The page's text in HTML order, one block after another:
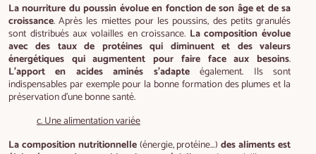
La nourriture du poussin évolue en fonction de son âge et de sa
croissance. Après les miettes pour les poussins, des petits granulés
sont distribués aux volailles en croissance. La composition évolue
avec des taux de protéines qui diminuent et des valeurs
énergétiques qui augmentent pour faire face aux besoins.
L’apport en acides aminés s’adapteégalement. Ils sont
indispensables par exemple pour la bonne formation des plumes et la
préservation d’une bonne santé.
c. Une alimentation variée
La composition nutritionnelle (énergie, protéine…)des aliments est